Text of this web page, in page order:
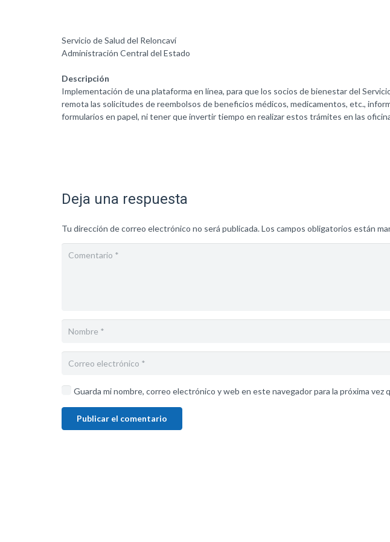
Servicio de Salud del Reloncaví
Administración Central del Estado
Descripción
Implementación de una plataforma en línea, para que los socios de bienestar del
remota las solicitudes de reembolsos de beneficios médicos, medicamentos, etc.,
formularios en papel, ni tener que invertir tiempo en realizar estos trámites en las
Deja una respuesta
Tu dirección de correo electrónico no será publicada.Los campos obligatorios están
Guarda mi nombre, correo electrónico y web en este navegador para la próxima vez
Publicar el comentario